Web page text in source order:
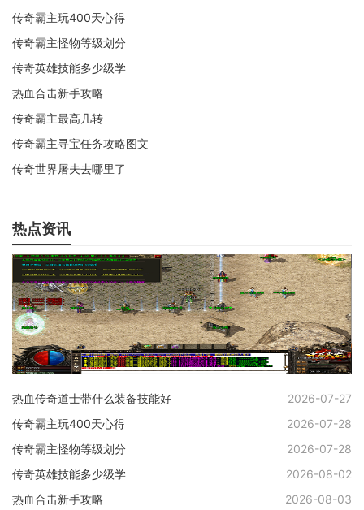
传奇霸主玩400天心得
传奇霸主怪物等级划分
传奇英雄技能多少级学
热血合击新手攻略
传奇霸主最高几转
传奇霸主寻宝任务攻略图文
传奇世界屠夫去哪里了
热点资讯
热血传奇道士带什么装备技能好
2026-07-27
传奇霸主玩400天心得
2026-07-28
传奇霸主怪物等级划分
2026-07-28
传奇英雄技能多少级学
2026-08-02
热血合击新手攻略
2026-08-03